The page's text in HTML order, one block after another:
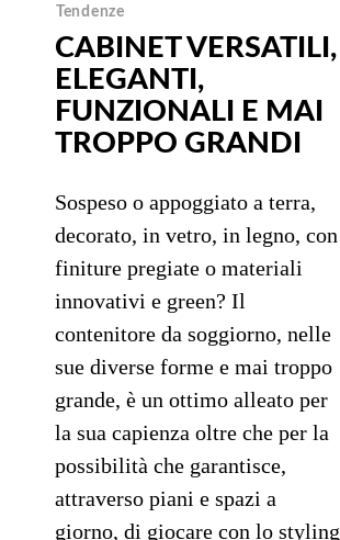
Tendenze
CABINET VERSATILI,
ELEGANTI,
FUNZIONALI E MAI
TROPPO GRANDI
Sospeso o appoggiato a terra,
decorato, in vetro, in legno, con
finiture pregiate o materiali
innovativi e green? Il
contenitore da soggiorno, nelle
sue diverse forme e mai troppo
grande, è un ottimo alleato per
la sua capienza oltre che per la
possibilità che garantisce,
attraverso piani e spazi a
giorno, di giocare con lo styling